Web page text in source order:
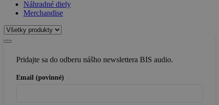
Náhradné diely
Merchandise
Pridajte sa do odberu nášho newslettera BIS audio.
Email (povinné)